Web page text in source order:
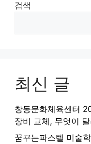
검색
최신 글
창동문화체육센터
장비 교체, 무엇이
꿈꾸는파스텔 미술